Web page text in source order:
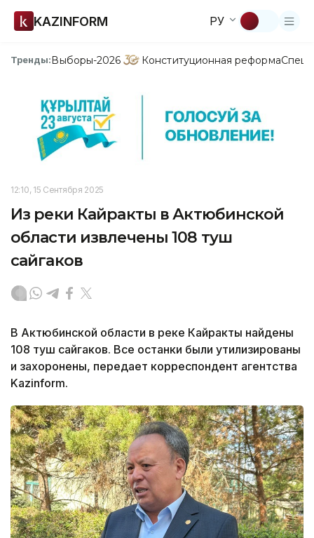
KAZINFORM РУ
Тренды:Выборы-2026 Конституционная реформа
12:10, 15 Сентября 2025
Из реки Кайракты в Актюбинской
области извлечены 108 туш
сайгаков
В Актюбинской области в реке Кайракты найдены
108 туш сайгаков. Все останки были утилизированы
и захоронены, передает корреспондент агентства
Kazinform.